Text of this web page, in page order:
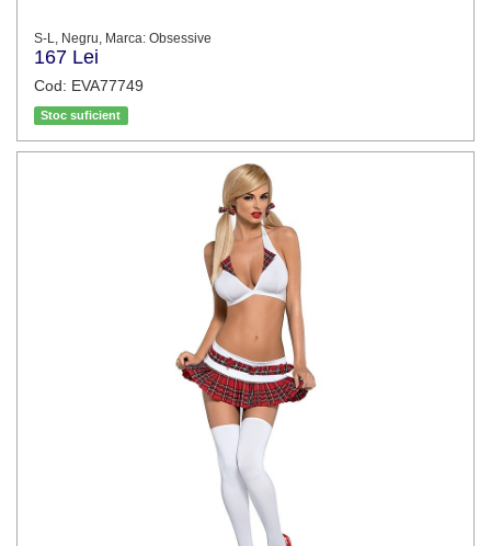
S-L, Negru, Marca: Obsessive
167 Lei
Cod: EVA77749
Stoc suficient